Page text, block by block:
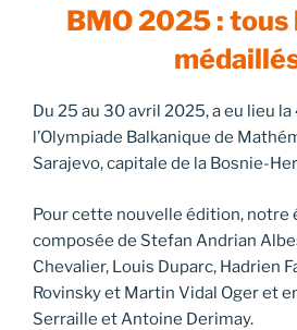
BMO 2025 : tous
Du 25 au 30 avril 2025, a eu lieu
l’Olympiade Balkanique de
Sarajevo, capitale de la Bosnie-
Pour cette nouvelle édition, notre
composée de Stefan Andrian
Chevalier, Louis Duparc, Hadrien
Rovinsky et Martin Vidal Oger et
Serraille et Antoine Derimay.